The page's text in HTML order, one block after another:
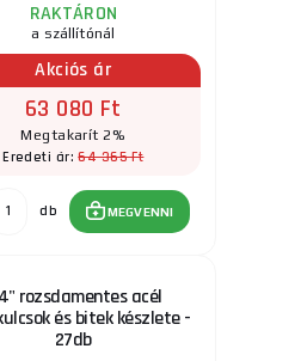
RAKTÁRON
a szállítónál
Akciós ár
63 080 Ft
Megtakarít 2%
Eredeti ár:64 365 Ft
db MEGVENNI
rozsdamentes acél
és bitek készlete -
27db